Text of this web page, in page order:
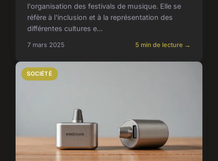
l'organisation des festivals de musique. Elle se
réfère à l'inclusion et à la représentation des
différentes cultures e...
7 mars 2025 5 min de lecture →
SOCIÉTÉ